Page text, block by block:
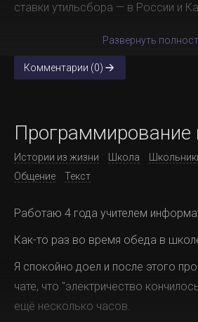
ставки утильсбора — в России и
Развернуть
Комментарии (0)
Программирование
Истории из жизни Школа
Общение
Текст
Работаю 4 года учителем
Как-то раз во время обеда в
Я спокойно доел и после этого
чате, что "электричество
ещё несколько часов.